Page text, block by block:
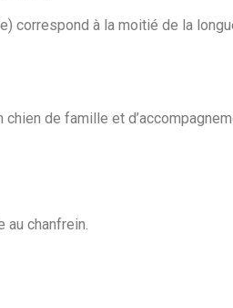
correspond à la moitié de la
de famille et
chanfrein.